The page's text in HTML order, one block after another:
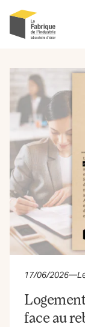
17/06/2026—
face au